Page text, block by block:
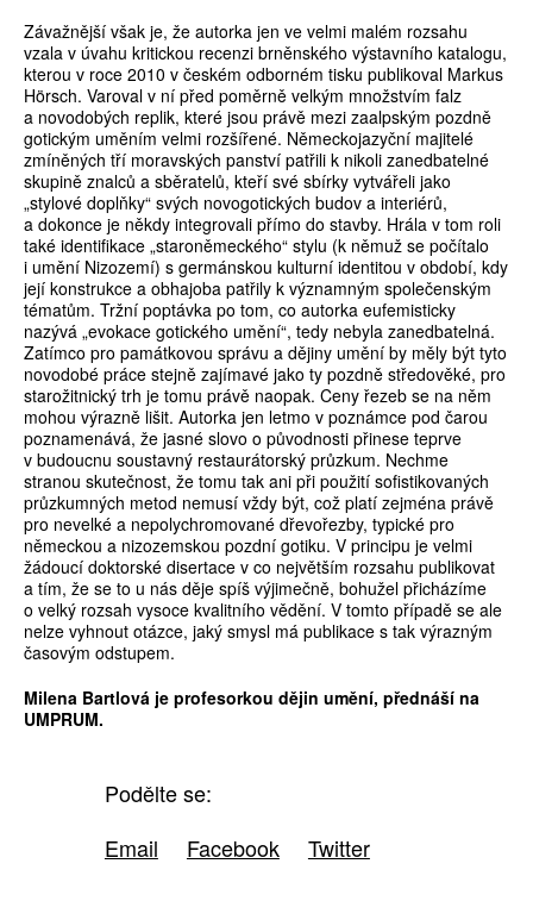
Závažnější však je, že autorka jen ve velmi malém rozsahu
vzala v úvahu kritickou recenzi brněnského výstavního katalogu,
kterou v roce 2010 v českém odborném tisku publikoval Markus
Hörsch. Varoval v ní před poměrně velkým množstvím falz
a novodobých replik, které jsou právě mezi zaalpským pozdně
gotickým uměním velmi rozšířené. Německojazyční majitelé
zmíněných tří moravských panství patřili k nikoli zanedbatelné
skupině znalců a sběratelů, kteří své sbírky vytvářeli jako
„stylové doplňky“ svých novogotických budov a interiérů,
a dokonce je někdy integrovali přímo do stavby. Hrála v tom roli
také identifikace „staroněmeckého“ stylu (k němuž se počítalo
i umění Nizozemí) s germánskou kulturní identitou v období, kdy
její konstrukce a obhajoba patřily k významným společenským
tématům. Tržní poptávka po tom, co autorka eufemisticky
nazývá „evokace gotického umění“, tedy nebyla zanedbatelná.
Zatímco pro památkovou správu a dějiny umění by měly být tyto
novodobé práce stejně zajímavé jako ty pozdně středověké, pro
starožitnický trh je tomu právě naopak. Ceny řezeb se na něm
mohou výrazně lišit. Autorka jen letmo v poznámce pod čarou
poznamenává, že jasné slovo o původnosti přinese teprve
v budoucnu soustavný restaurátorský průzkum. Nechme
stranou skutečnost, že tomu tak ani při použití sofistikovaných
průzkumných metod nemusí vždy být, což platí zejména právě
pro nevelké a nepolychromované dřevořezby, typické pro
německou a nizozemskou pozdní gotiku. V principu je velmi
žádoucí doktorské disertace v co největším rozsahu publikovat
a tím, že se to u nás děje spíš výjimečně, bohužel přicházíme
o velký rozsah vysoce kvalitního vědění. V tomto případě se ale
nelze vyhnout otázce, jaký smysl má publikace s tak výrazným
časovým odstupem.
Milena Bartlová je ­profesorkou dějin umění, ­přednáší na
UMPRUM.
Podělte se:
Email
Facebook Twitter